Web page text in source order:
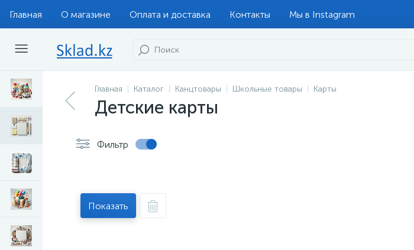
Главная О магазине Оплата и доставка Контакты Мы в Instagram
Главная Каталог Канцтовары Школьные товары Карты
Детские карты
Фильтр
Показать